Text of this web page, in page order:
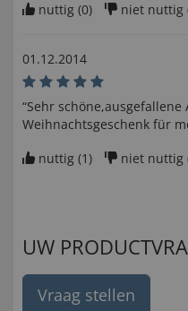
nuttig (0) niet nuttig
01.12.2014
“Sehr
Weihnachtsgeschenk für
nuttig (1) niet nuttig
UW
Vraag stellen